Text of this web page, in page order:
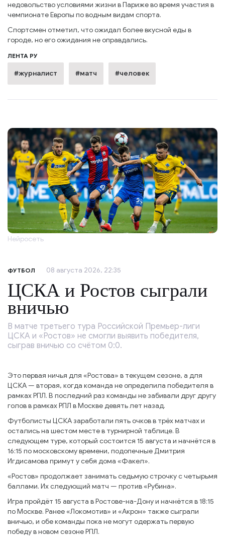
недовольство условиями жизни в Париже во время участия в
чемпионате Европы по водным видам спорта.
Спортсмен отметил, что ожидал более вкусной еды в
городе, но его ожидания не оправдались.
ЛЕНТА РУ
#журналист #матч #человек
Нейросеть
ФУТБОЛ 08 августа 2026, 22:35
ЦСКА и Ростов сыграли
вничью
В матче третьего тура Российской Премьер-лиги
ЦСКА и «Ростов» не смогли выявить победителя,
сыграв вничью со счётом 0:0.
Это первая ничья для «Ростова» в текущем сезоне, а для
ЦСКА — вторая, когда команда не определила победителя в
рамках РПЛ. В последний раз команды не забивали друг другу
голов в рамках РПЛ в Москве девять лет назад.
Футболисты ЦСКА заработали пять очков в трёх матчах и
остались на шестом месте в турнирной таблице. В
следующем туре, который состоится 15 августа и начнётся в
16:15 по московскому времени, подопечные Дмитрия
Игдисамова примут у себя дома «Факел».
«Ростов» продолжает занимать седьмую строчку с четырьмя
баллами. Их следующий матч — против «Рубина».
Игра пройдёт 15 августа в Ростове-на-Дону и начнётся в 18:15
по Москве. Ранее «Локомотив» и «Акрон» также сыграли
вничью, и обе команды пока не могут одержать первую
победу в новом сезоне РПЛ.